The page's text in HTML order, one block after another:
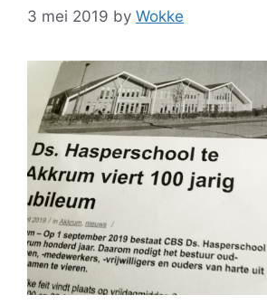
3 mei 2019 by Wokke